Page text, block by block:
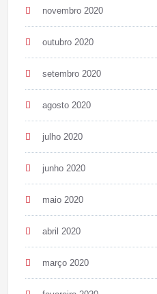
novembro 2020
outubro 2020
setembro 2020
agosto 2020
julho 2020
junho 2020
maio 2020
abril 2020
março 2020